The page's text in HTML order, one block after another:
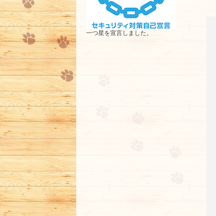
一つ星を宣言しました。